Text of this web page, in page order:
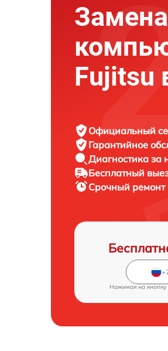
Fujitsu
Официальный
Гарантийное
Диагностика за
Бесплатный
Срочный ремонт
Нажимая на кнопку